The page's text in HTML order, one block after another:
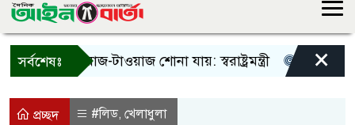
সর্বশেষঃ
শুধু আওয়াজ-টাওয়াজ শোনা যায়: স্বরাষ্ট্রমন্ত্রী তিন দিনের
×
প্রচ্ছদ #লিড, খেলাধুলা